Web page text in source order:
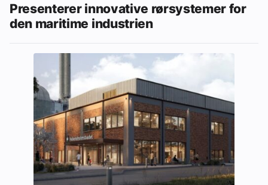
Presenterer innovative rørsystemer for
den maritime industrien